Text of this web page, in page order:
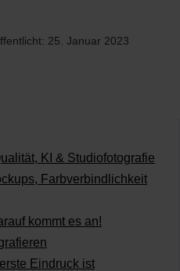
25. Januar 2023
KI & Studiofotografie
Farbverbindlichkeit
kommt es an!
Eindruck ist